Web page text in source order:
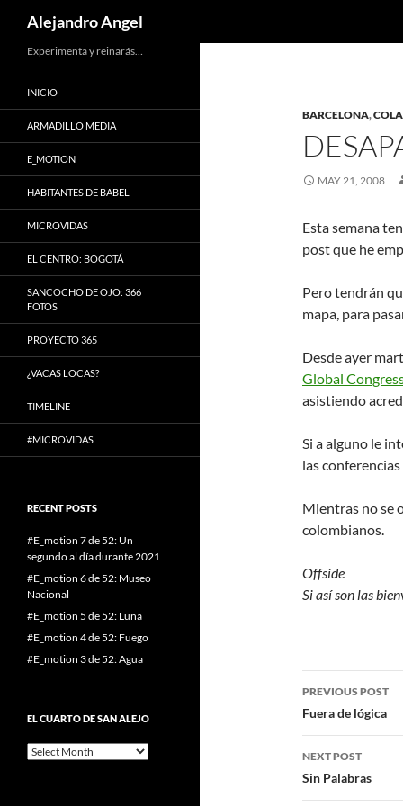
to
content
Alejandro Angel
BARCELONA,
MAY 21, 2008
Esta semana
post que he
Pero tendrán
mapa, para
Desde ayer
Global
asistiendo
Si a alguno le
las
Mientras no se
colombianos.
Offside
Si así son las
Post
navigation
PREVIOUS POST
Fuera de lógica
NEXT POST
Sin Palabras
Experimenta y reinarás…
INICIO
ARMADILLO MEDIA
E_MOTION
HABITANTES DE BABEL
MICROVIDAS
EL CENTRO: BOGOTÁ
SANCOCHO DE OJO: 366
FOTOS
PROYECTO 365
¿VACAS LOCAS?
TIMELINE
#MICROVIDAS
RECENT POSTS
#E_motion 7 de 52: Un
segundo al día durante 2021
#E_motion 6 de 52: Museo
Nacional
#E_motion 5 de 52: Luna
#E_motion 4 de 52: Fuego
#E_motion 3 de 52: Agua
EL CUARTO DE SAN ALEJO
El